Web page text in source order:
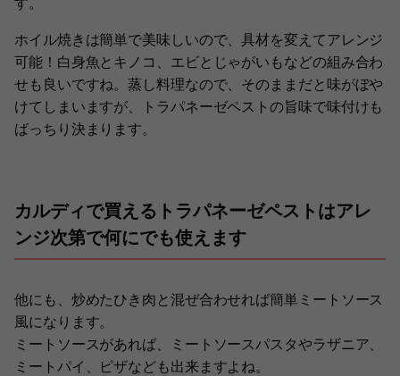
ホイル焼きは簡単で美味しいので、具材を変えてアレンジ
可能！白身魚とキノコ、エビとじゃがいもなどの組み合わ
せも良いですね。蒸し料理なので、そのままだと味がぼや
けてしまいますが、トラパネーゼペストの旨味で味付けも
ばっちり決まります。
カルディで買えるトラパネーゼペストはアレ
ンジ次第で何にでも使えます
他にも、炒めたひき肉と混ぜ合わせれば簡単ミートソース
風になります。
ミートソースがあれば、ミートソースパスタやラザニア、
ミートパイ、ピザなども出来ますよね。